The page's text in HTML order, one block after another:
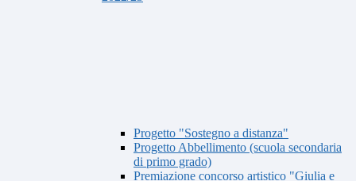
Progetto "Sostegno a distanza"
Progetto Abbellimento (scuola secondaria
di primo grado)
Premiazione concorso artistico "Giulia e